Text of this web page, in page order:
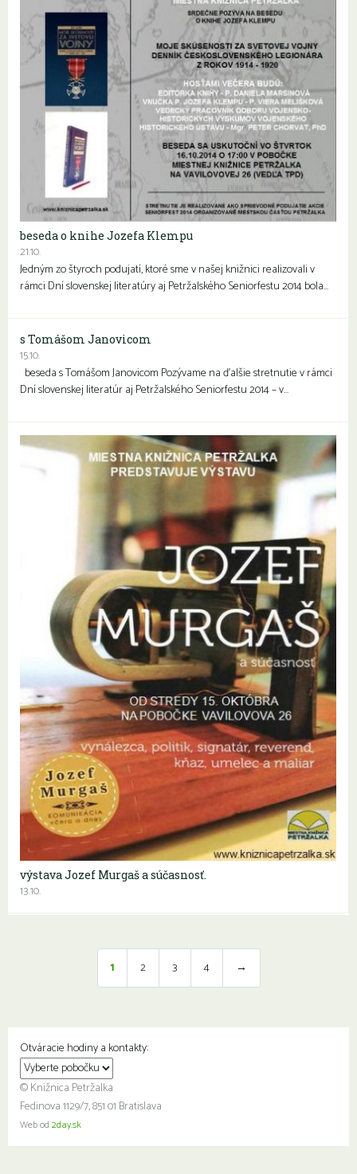
beseda o knihe Jozefa Klempu
21.10.
Jedným zo štyroch podujatí, ktoré sme v našej knižnici realizovali v
rámci Dní slovenskej literatúry aj Petržalského Seniorfestu 2014 bola…
s Tomášom Janovicom
15.10.
beseda s Tomášom Janovicom Pozývame na ďalšie stretnutie v rámci
Dní slovenskej literatúr aj Petržalského Seniorfestu 2014 – v…
výstava Jozef Murgaš a súčasnosť.
13.10.
1 2 3 4 →
Otváracie hodiny a kontakty:
© Knižnica Petržalka
Fedinova 1129/7, 851 01 Bratislava
Web od 2day.sk